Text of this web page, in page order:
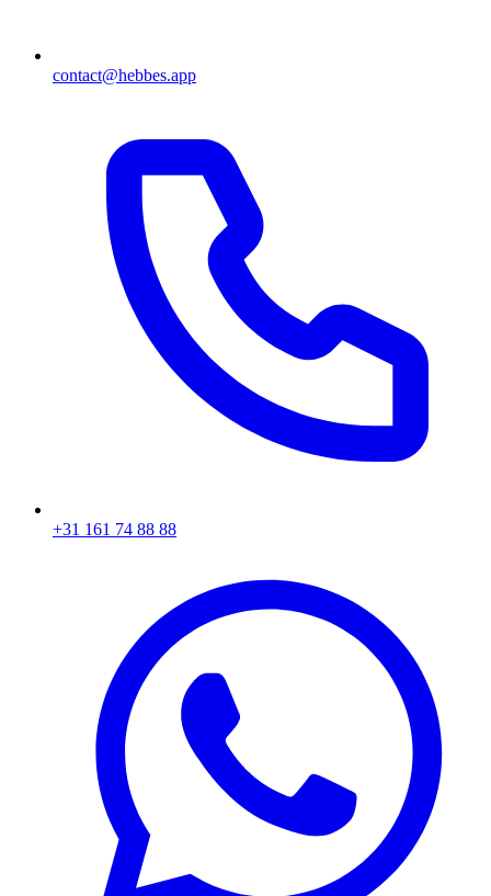
contact@hebbes.app
+31 161 74 88 88‬​​​​‌ ‍ ​‍​‍‌‍ ‌ ​‍‌‍‍‌‌‍‌ ‌‍‍‌‌‍ ‍​‍​‍​ ‍‍​‍​‍‌ ​ ‌‍​‌‌‍ ‍‌‍‍‌‌ ‌​‌ ‍‌​‍ ‍‌‍‍‌‌‍ ​‍​‍​‍ ​​‍​‍‌‍‍​‌ ​‍‌‍‌‌‌‍‌‍​‍​‍​ ‍‍​‍​‍‌‍‍​‌ ‌​‌ ‌​‌ ​​​ ‍‍​‍ ​‍ ‌‍ ​‌‍ ‌‍​ ‌‍​‌‌‍ ​‌‍‍​‌‍ ‌ ​ ‌ ‌​​ ‍‍​ ​ ​ ​ ​ ​ ​ ​ ​‍ ‌‍‍‌‌‍ ‍‌ ‌​‌‍‌‌‌‍ ‍‌ ‌​​‍ ‌‍‌‌‌‍‌​‌‍‍‌‌ ‌​​‍ ‌‍ ‌‌‍ ‌‍‌​‌‍‌‌​ ‌‌ ​​‌ ​‍‌‍‌‌‌ ​ ‌‍‌‌‌‍ ‍‌ ‌​‌‍​‌‌ ‌​‌‍‍‌‌‍ ‌‍ ‍​ ‍ ‌‍‍‌‌‍‌​​ ‌‌‍‌ ‌‍ ​‌‍ ‌‍​‍‌‍​‌‌‍ ​​ ‍ ‌ ‌​‌ ‍‌‌ ​​‌‍‌‌​ ‌‌‍‌ ‌‍ ​‌‍ ‌‍​‍‌‍​‌‌‍ ​​ ‍ ‌ ​​‌‍​‌‌ ‌​‌‍‍​​ ‌‌‍​ ‌‍ ‌‍ ‍‌ ‌​‌‍​‌‌‍​ ‌ ‌​​‍ ‍‌ ​​‌‍‍​‌‍ ‌‍ ‍‌‍‌‌​ ‌‍​‍‌‍​‌‌ ​ ‌‍‌‌‌‌‌‌‌ ​‍‌‍ ​​ ‌‌‍‍​‌ ‌​‌ ‌​‌ ​​​‍‌‌​ ​ ‌​​‌​‍‌‌​ ​‍‌​‌‍​‍‌‌​ ​‍‌​‌‍‌‍ ​‌‍ ‌‍​ ‌‍​‌‌‍ ​‌‍‍​‌‍ ‌ ​ ‌ ‌​​‍‌‌​ ​ ‌​​‌​ ​ ​ ​ ​ ​ ​ ​ ​‍‌‍‌‍‍‌‌‍‌​​ ‌‌‍‌ ‌‍ ​‌‍ ‌‍​‍‌‍​‌‌‍ ​​‍‌‍‌ ‌​‌ ‍‌‌ ​​‌‍‌‌​ ‌‌‍‌ ‌‍ ​‌‍ ‌‍​‍‌‍​‌‌‍ ​​‍‌‍‌ ​​‌‍​‌‌ ‌​‌‍‍​​ ‌‌‍​ ‌‍ ‌‍ ‍‌ ‌​‌‍​‌‌‍​ ‌ ‌​​‍ ‍‌ ​​‌‍‍​‌‍ ‌‍ ‍‌‍‌‌​‍‌‍‌ ​​‌‍‌‌‌ ​‍‌ ​ ‌ ​​‌‍‌‌‌‍​ ‌ ‌​‌‍‍‌‌ ‌‍‌‍‌‌​ ‌‌ ​​‌ ‌‌‌‍​‍‌‍ ​‌‍‍‌‌ ​ ‌‍‍​‌‍‌‌‌‍‌​​‍​‍‌ ‌